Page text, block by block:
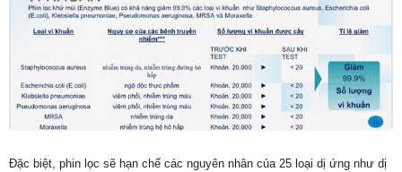
Đặc biệt, phin lọc sẽ hạn chế các nguyên nhân của 25 loại dị ứng như dị